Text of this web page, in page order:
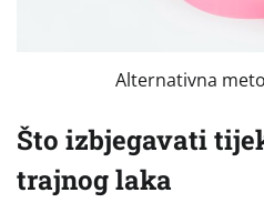
Alternativna
Što izbjegavati
trajnog laka